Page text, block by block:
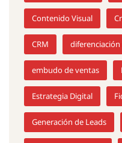
Contenido Visual
CRM
embudo de ventas
Estrategia Digital
Generación de Leads